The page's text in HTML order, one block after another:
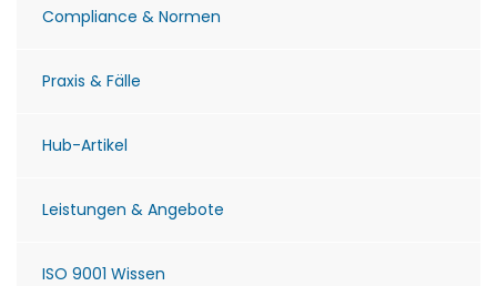
Compliance & Normen
Praxis & Fälle
Hub-Artikel
Leistungen & Angebote
ISO 9001 Wissen